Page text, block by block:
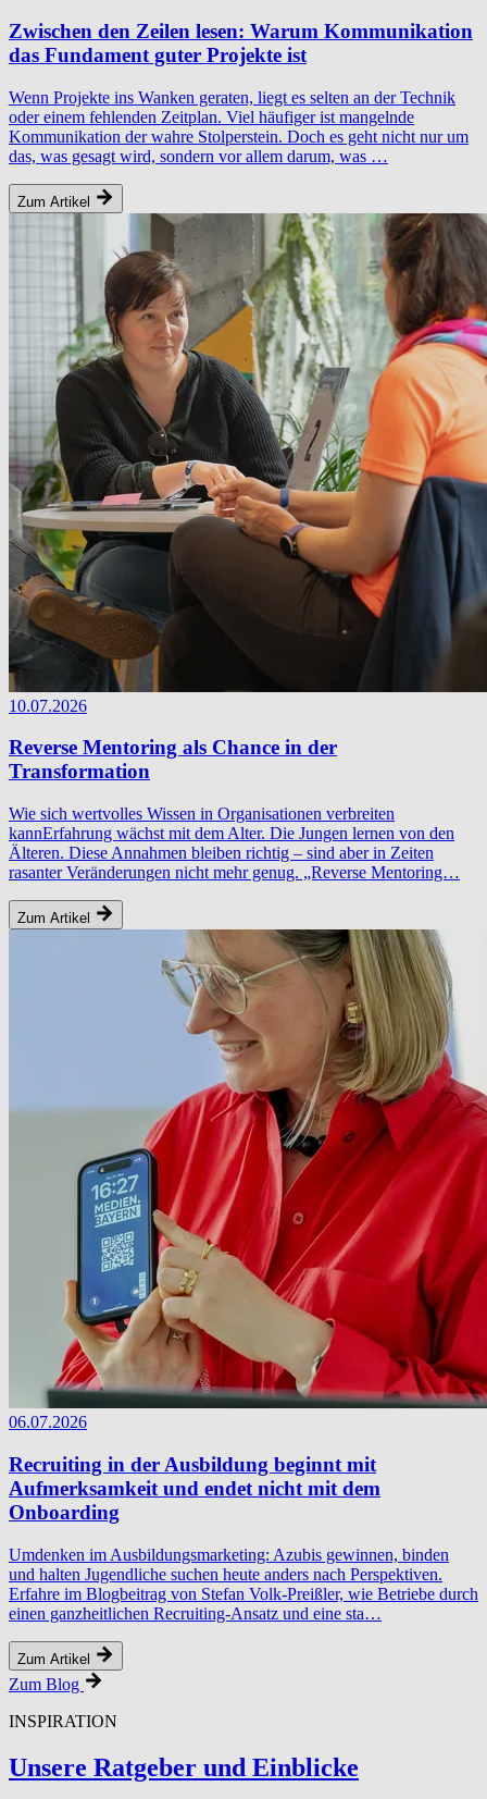
Zwischen den Zeilen lesen: Warum Kommunikation
das Fundament guter Projekte ist
Wenn Projekte ins Wanken geraten, liegt es selten an der Technik
oder einem fehlenden Zeitplan. Viel häufiger ist mangelnde
Kommunikation der wahre Stolperstein. Doch es geht nicht nur um
das, was gesagt wird, sondern vor allem darum, was …
Zum Artikel
10.07.2026
Reverse Mentoring als Chance in der
Transformation
Wie sich wertvolles Wissen in Organisationen verbreiten
kannErfahrung wächst mit dem Alter. Die Jungen lernen von den
Älteren. Diese Annahmen bleiben richtig – sind aber in Zeiten
rasanter Veränderungen nicht mehr genug. „Reverse Mentoring…
Zum Artikel
06.07.2026
Recruiting in der Ausbildung beginnt mit
Aufmerksamkeit und endet nicht mit dem
Onboarding
Umdenken im Ausbildungsmarketing: Azubis gewinnen, binden
und halten Jugendliche suchen heute anders nach Perspektiven.
Erfahre im Blogbeitrag von Stefan Volk-Preißler, wie Betriebe durch
einen ganzheitlichen Recruiting-Ansatz und eine sta…
Zum Artikel
Zum Blog
INSPIRATION
Unsere Ratgeber und Einblicke